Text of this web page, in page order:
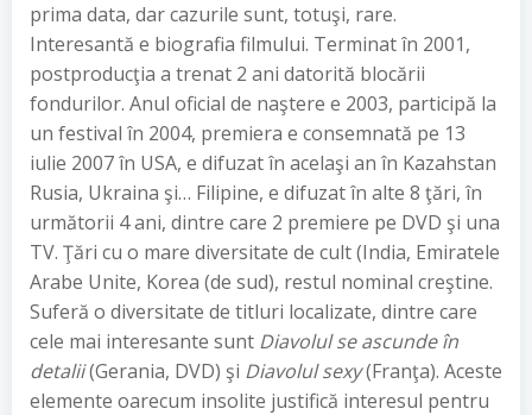
prima data, dar cazurile sunt, totuşi, rare.
Interesantă e biografia filmului. Terminat în 2001,
postproducţia a trenat 2 ani datorită blocării
fondurilor. Anul oficial de naştere e 2003, participă la
un festival în 2004, premiera e consemnată pe 13
iulie 2007 în USA, e difuzat în acelaşi an în Kazahstan
Rusia, Ukraina şi… Filipine, e difuzat în alte 8 ţări, în
următorii 4 ani, dintre care 2 premiere pe DVD şi una
TV. Ţări cu o mare diversitate de cult (India, Emiratele
Arabe Unite, Korea (de sud), restul nominal creştine.
Suferă o diversitate de titluri localizate, dintre care
cele mai interesante sunt Diavolul se ascunde în
detalii(Gerania, DVD) şi Diavolul sexy(Franţa). Aceste
elemente oarecum insolite justifică interesul pentru